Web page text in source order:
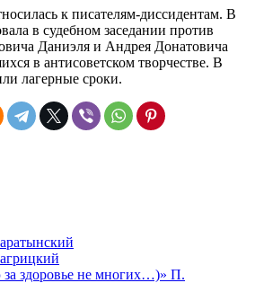
к писателям-диссидентам. В
в судебном заседании против
Даниэля и Андрея Донатовича
в антисоветском творчестве. В
лагерные сроки.
здоровье не многих…)» П.